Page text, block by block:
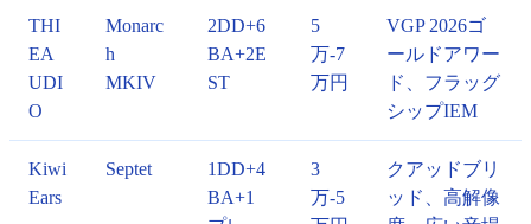
THI
EA
UDI
O
Monarc
h
MKIV
2DD+6
BA+2E
ST
5
万-7
万円
VGP 2026ゴ
ールドアワー
ド、フラッグ
シップIEM
Kiwi
Ears
Septet
1DD+4
BA+1
3
万-5
クアッドブリ
ッド、高解像